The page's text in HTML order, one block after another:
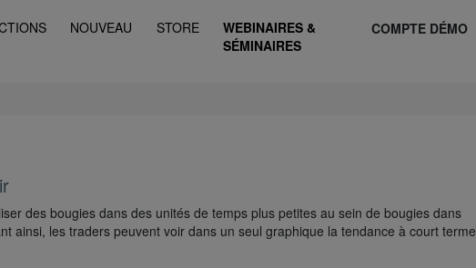
NOUVEAU STORE
WEBINAIRES &
SÉMINAIRES
COMPTE DÉMO
des bougies dans des unités de temps plus petites au sein de bougies dans
ainsi, les traders peuvent voir dans un seul graphique la tendance à court terme